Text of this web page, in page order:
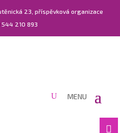
23, příspěvková organizace
210 893
